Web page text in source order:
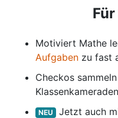
Motiviert Mathe
Aufgaben zu fast
Checkos
NEU Jetzt auch